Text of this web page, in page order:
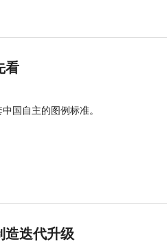
看
国自主的图例标准。
造迭代升级